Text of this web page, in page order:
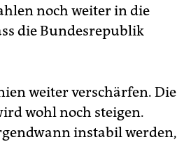
noch weiter in die
die Bundesrepublik
weiter verschärfen. Die
wohl noch steigen.
instabil werden,